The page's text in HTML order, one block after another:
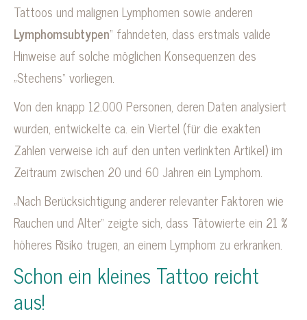
Tattoos und malignen Lymphomen sowie anderen
Lymphomsubtypen“ fahndeten, dass erstmals valide
Hinweise auf solche möglichen Konsequenzen des
„Stechens“ vorliegen.
Von den knapp 12.000 Personen, deren Daten analysiert
wurden, entwickelte ca. ein Viertel (für die exakten
Zahlen verweise ich auf den unten verlinkten Artikel) im
Zeitraum zwischen 20 und 60 Jahren ein Lymphom.
„Nach Berücksichtigung anderer relevanter Faktoren wie
Rauchen und Alter“ zeigte sich, dass Tätowierte ein 21 %
höheres Risiko trugen, an einem Lymphom zu erkranken.
Schon ein kleines Tattoo reicht
aus!